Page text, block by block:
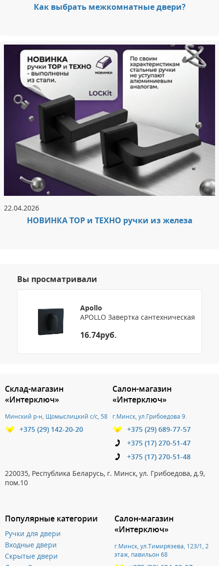
Как выбрать межкомнатные двери?
22.04.2026
НОВИНКА ТОР и ТЕХНО ручки из железа
Вы просматривали
Apollo
APOLLO Завертка сантехническая
16.74руб.
Популярные категории
Ручки для двери
Входные двери
Скрытые двери
Склад-магазин
«Интерключ»
Минский р-н, Щомыслицкий с/с, 58
+375 (29) 142-20-20
Салон-магазин
«Интерключ»
г.Минск, ул.Грибоедова 9.
+375 (29) 689-77-57
+375 (17) 270-51-47
+375 (17) 270-51-48
220035, Республика Беларусь, г. Минск, ул. Грибоедова, д.9,
пом.10
Салон-магазин
«Интерключ»
г.Минск, ул.Тимирязева, 123/1, 2
этаж, павильон 68